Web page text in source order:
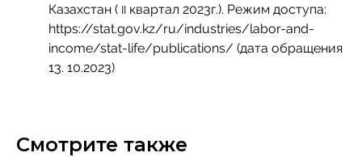
Казахстан ( II квартал 2023г.). Режим доступа:
https://stat.gov.kz/ru/industries/labor-and-
income/stat-life/publications/ (дата обращения
13. 10.2023)
Смотрите также